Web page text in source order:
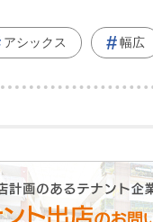
アシックス 幅広